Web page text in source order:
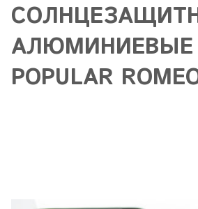
АЛЮМИНИЕВЫЕ
POPULAR